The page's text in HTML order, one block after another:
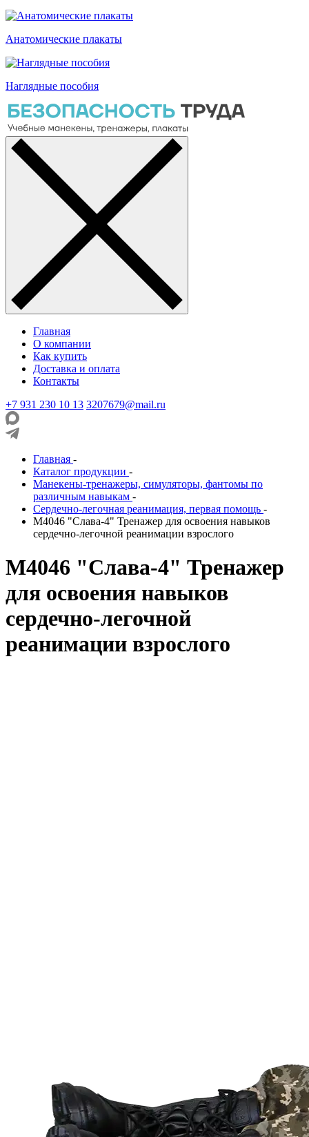
Анатомические плакаты
Наглядные пособия
Главная
О компании
Как купить
Доставка и оплата
Контакты
+7 931 230 10 13 3207679@mail.ru
Главная -
Каталог продукции -
Манекены-тренажеры, симуляторы, фантомы по
различным навыкам -
Сердечно-легочная реанимация, первая помощь -
М4046 "Слава-4" Тренажер для освоения навыков
сердечно-легочной реанимации взрослого
М4046 "Слава-4" Тренажер
для освоения навыков
сердечно-легочной
реанимации взрослого